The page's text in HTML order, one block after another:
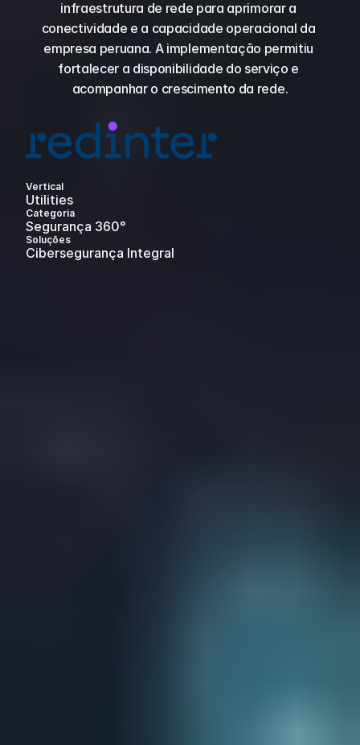
infraestrutura de rede para aprimorar a
conectividade e a capacidade operacional da
empresa peruana. A implementação permitiu
fortalecer a disponibilidade do serviço e
acompanhar o crescimento da rede.
Vertical
Utilities
Categoria
Segurança 360°
Soluções
Cibersegurança Integral